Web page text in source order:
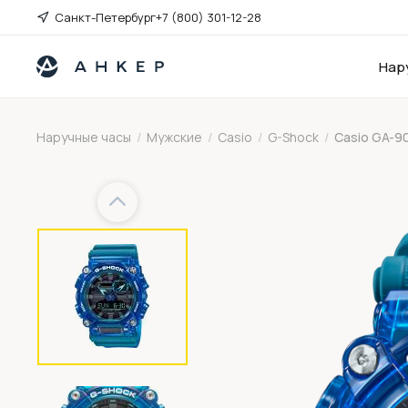
Санкт-Петербург+7 (800) 301-12-28
Наручные часы / Мужские / Casio / G-Shock / Casio GA-
Previous